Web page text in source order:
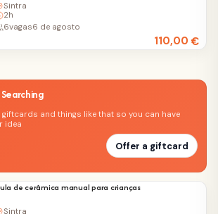
Sintra
2h
110,00€
6vagas6 de agosto
giftcards and things like that so you can have
idea
Offer a giftcard
de cerâmica manual para crianças
Sintra